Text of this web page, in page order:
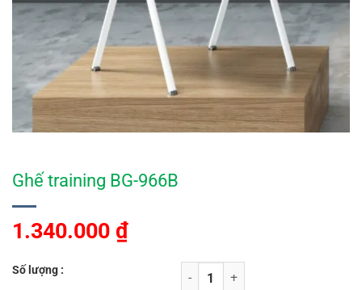
Ghế training BG-966B
1.340.000 ₫
Số lượng : Ghế training BG-966B số lượng